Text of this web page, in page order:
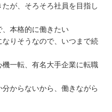
が、そろそろ社員を目指し
本格的に働きたい
りそうなので、いつまで続
一転、有名大手企業に転職
からないから、働きながら